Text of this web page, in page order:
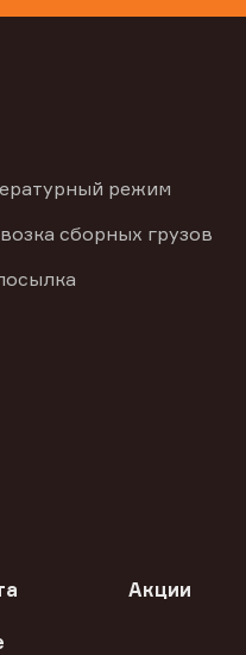
режим
сборных грузов
Акции